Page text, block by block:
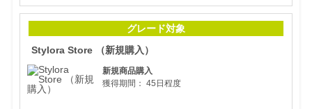
グレード対象
Stylora Store （新規購入）
新規商品購入
獲得期間： 45日程度